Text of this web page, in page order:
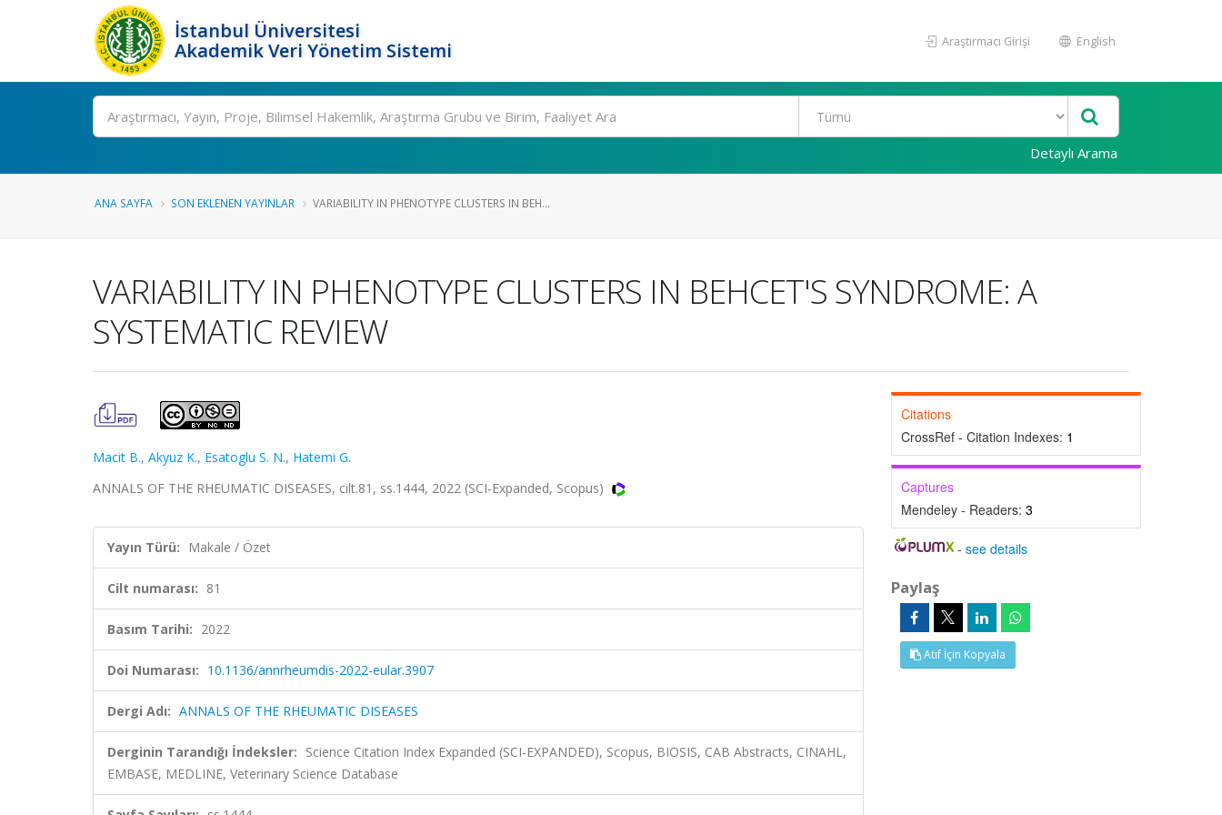
İstanbul Üniversitesi
Akademik Veri Yönetim Sistemi
Araştırmacı Girişi English
Ara
Detaylı Arama
ANA SAYFA SON EKLENEN YAYINLAR VARIABILITY IN PHENOTYPE CLUSTERS IN BEH...
VARIABILITY IN PHENOTYPE CLUSTERS IN BEHCET'S SYNDROME: A
SYSTEMATIC REVIEW
Macit B., Akyuz K., Esatoglu S. N., Hatemi G.
ANNALS OF THE RHEUMATIC DISEASES, cilt.81, ss.1444, 2022 (SCI-Expanded, Scopus)
Yayın Türü: Makale / Özet
Cilt numarası: 81
Basım Tarihi: 2022
Doi Numarası: 10.1136/annrheumdis-2022-eular.3907
Dergi Adı: ANNALS OF THE RHEUMATIC DISEASES
Derginin Tarandığı İndeksler: Science Citation Index Expanded (SCI-EXPANDED), Scopus, BIOSIS, CAB Abstracts, CINAHL,
EMBASE, MEDLINE, Veterinary Science Database
Citations
CrossRef - Citation Indexes: 1
Captures
Mendeley - Readers: 3
-see details
Paylaş
Atıf İçin Kopyala